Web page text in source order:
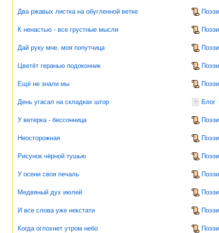
Два ржавых листка на обугленной ветке
К ненастью - все грустные мысли
Дай руку мне, моя попутчица
Цветёт геранью подоконник
Ещё не знали мы
День угасал на складках штор Блог
У ветерка - бессонница
Неосторожная
Рисунок чёрной тушью
У осени своя печаль
Медвяный дух июлей
И все слова уже некстати
Когда оглохнет утром небо